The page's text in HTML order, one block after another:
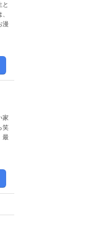
漫
家
笑
最